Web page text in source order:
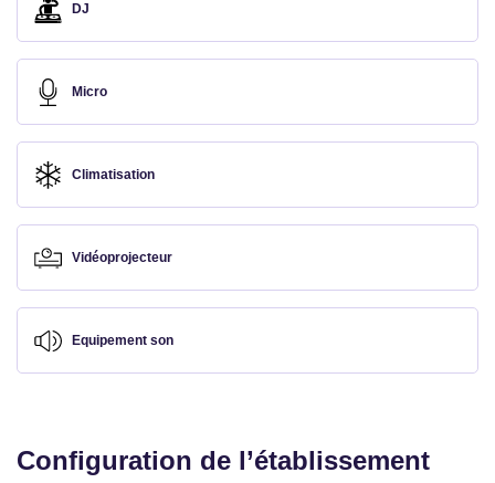
DJ
Micro
Climatisation
Vidéoprojecteur
Equipement son
Configuration de l’établissement